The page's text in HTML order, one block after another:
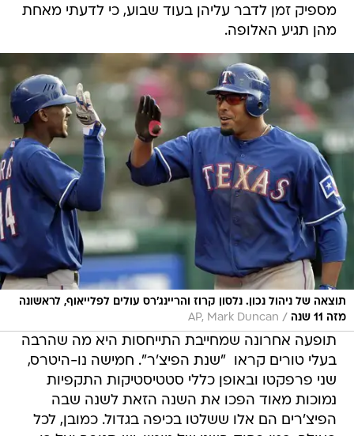
מספיק זמן לדבר עליהן בעוד שבוע, כי לדעתי מאחת
מהן תגיע האלופה.
תוצאה של ניהול נכון. נלסון קרוז והריינג'רס עולים לפלייאוף, לראשונה
מזה 11 שנה
/
AP, Mark Duncan
תופעה אחרונה שמחייבת התייחסות היא מה שהרבה
בעלי טורים קראו  "שנת הפיצ'ר". חמישה נו-היטרס,
שני פרפקטו ובאופן כללי סטטיסטיקות התקפיות
נמוכות מאוד הפכו את השנה הזאת לשנה שבה
הפיצ'רים הם אלו ששלטו בכיפה בגדול. כמובן, לכל